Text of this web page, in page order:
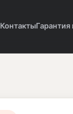
КонтактыГарантия